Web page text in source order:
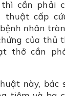
cần phải
thuật cấp
nhân
của thủ
thở cần
này, bác